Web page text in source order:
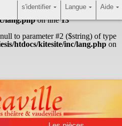
"HTTP_ACCEPT_LANGUAGE" in
lang.phpon line13
to parameter #2 ($string) of type
htdocs/kitesite/inc/lang.php on
Aide
Langue
s'identifier